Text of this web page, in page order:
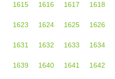
1615 1616 1617 1618
1623 1624 1625 1626
1631 1632 1633 1634
1639 1640 1641 1642